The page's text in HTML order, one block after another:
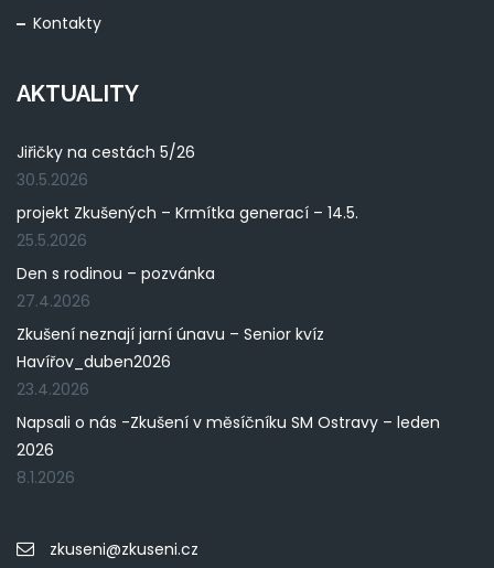
Kontakty
AKTUALITY
Jiřičky na cestách 5/26
30.5.2026
projekt Zkušených – Krmítka generací – 14.5.
25.5.2026
Den s rodinou – pozvánka
27.4.2026
Zkušení neznají jarní únavu – Senior kvíz
Havířov_duben2026
23.4.2026
Napsali o nás -Zkušení v měsíčníku SM Ostravy – leden
2026
8.1.2026
zkuseni@zkuseni.cz